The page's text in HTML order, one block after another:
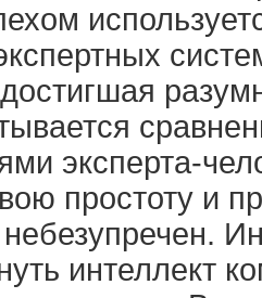
эксперта-
простоту и
интеллект